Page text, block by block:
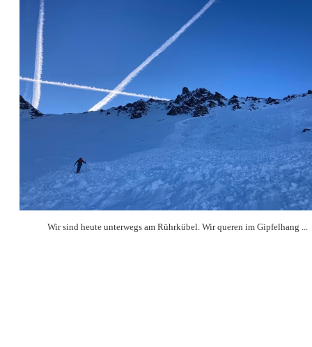
Wir sind heute unterwegs am Rührkübel. Wir queren im Gipfelhang ...